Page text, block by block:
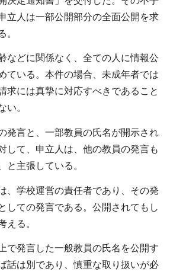
立人は一部公開部分の全面公開を求
。
などに関係なく、全ての人に情報公
ている。本件の場合、未成年者では
求には真摯に対応すべきであること
い。
発言と、一部教員の氏名が開示され
して、申立人は、他の教員の発言も
と主張している。
、学校運営の責任者であり、その発
しての発言である。公開されてもし
える。
で発言した一般教員の氏名を公開す
話は別であり、慎重な取り扱いが必